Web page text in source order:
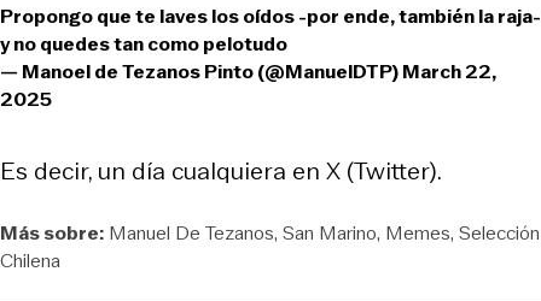
Propongo que te laves los oídos -por ende, también la raja-
y no quedes tan como pelotudo
— Manoel de Tezanos Pinto (@ManuelDTP)March 22,
2025
Es decir, un día cualquiera en X (Twitter).
Más sobre: Manuel De Tezanos San Marino Memes Selección
Chilena